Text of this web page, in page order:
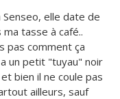
elle date de
tasse à café..
pas comment ça
un petit "tuyau" noir
bien il ne coule pas
ailleurs, sauf